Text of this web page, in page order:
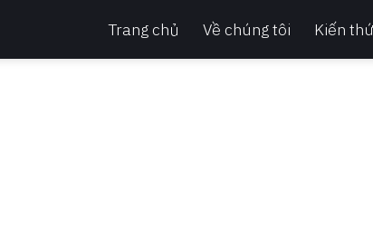
Trang chủ Về chúng tôi Kiến